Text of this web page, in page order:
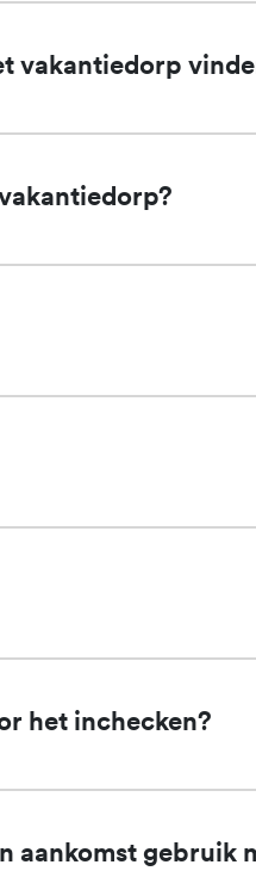
vakantiedorp
het inchecken?
aankomst gebruik